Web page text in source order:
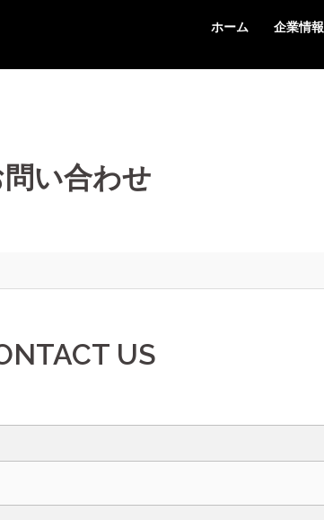
ホーム 企業情報
い合わせ
US